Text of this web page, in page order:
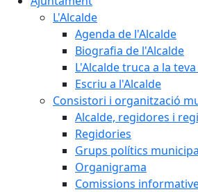
L'Alcalde
Agenda de l'Alcalde
Biografia de l'Alcalde
L'Alcalde truca a la
Escriu a l'Alcalde
Consistori i organització
Alcalde, regidores i
Regidories
Grups polítics
Organigrama
Comissions